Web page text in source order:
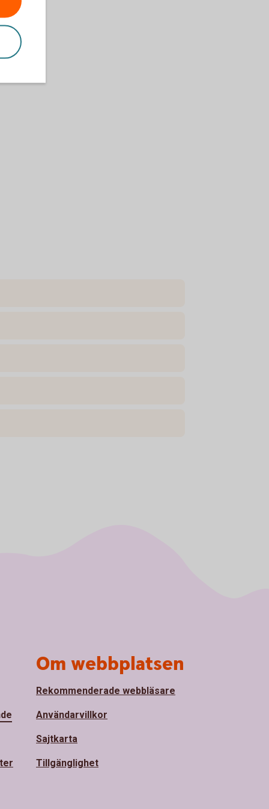
Om webbplatsen
Rekommenderade webbläsare
Användarvillkor
Sajtkarta
Tillgänglighet